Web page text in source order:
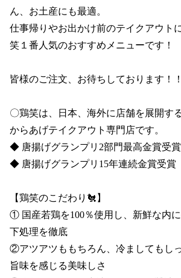
ん、お土産にも最適。
仕事帰りやお出かけ前のテイクアウト
笑１番人気のおすすめメニューです！
皆様のご注文、お待ちしております！！
〇鶏笑は、日本、海外に店舗を展開す
からあげテイクアウト専門店です。
◆ 唐揚げグランプリ2部門最高金賞受賞
◆ 唐揚げグランプリ15年連続金賞受賞
【鶏笑のこだわり🐔】
① 国産若鶏を100％使用し、新鮮な内
下処理を徹底
②アツアツももちろん、冷ましてもし
旨味を感じる美味しさ